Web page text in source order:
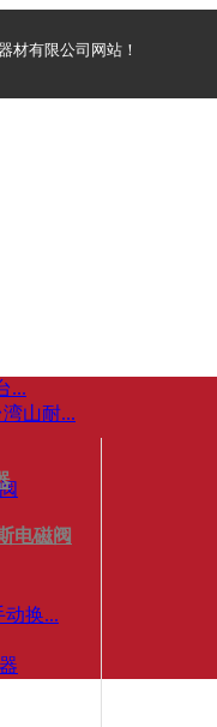
材有限公司网站！
...
山耐...
动换...
电磁阀